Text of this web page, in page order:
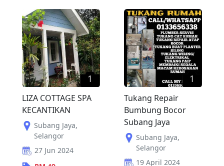
1
LIZA COTTAGE SPA
KECANTIKAN
Subang Jaya,
Selangor
27 Jun 2024
1
Tukang Repair
Bumbung Bocor
Subang Jaya
Subang Jaya,
Selangor
19 April 2024